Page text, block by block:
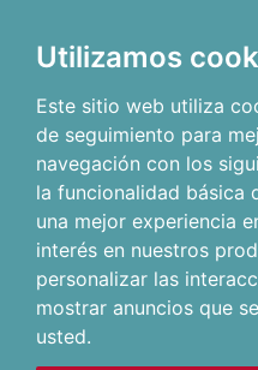
Utilizamos
Este sitio web utiliza
de seguimiento para
navegación con los
la funcionalidad básica
una mejor experiencia
interés en nuestros
personalizar las
mostrar anuncios que
usted.